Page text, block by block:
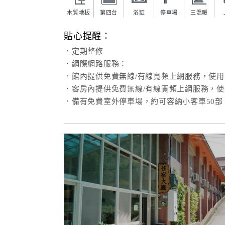
木質地板 第四台 浴缸 停車場 三溫暖
貼心提醒：
．定期整修
．網際網路服務：
．館內提供免費無線/有線寬頻上網服務，使
．客房內提供免費無線/有線寬頻上網服務，
．備有免費室外停車場，約可容納小客車50部